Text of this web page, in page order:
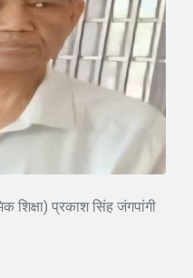
शिक्षा) प्रकाश सिंह जंगपांगी